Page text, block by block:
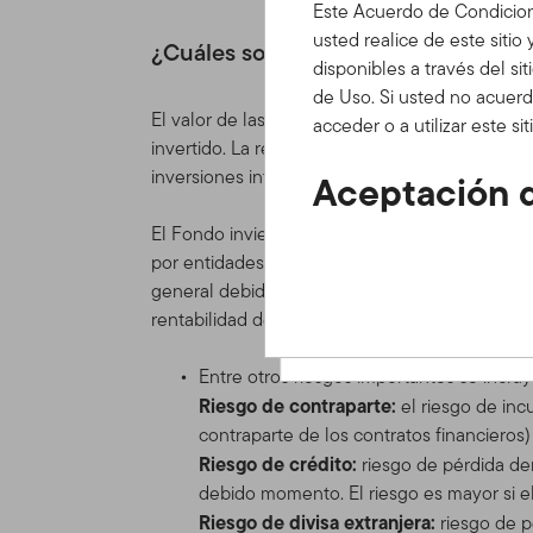
¿Cuáles son los principales riesgos?
El valor de las acciones del Fondo y de los
invertido. La rentabilidad también puede
inversiones internacionales.
El Fondo invierte principalmente valores de
por entidades situadas en los mercados
general debido a la oferta y la demanda de
rentabilidad del Fondo puede fluctuar de
Entre otros riesgos importantes se
Riesgo de contraparte: el riesgo de
contraparte de los contratos
Riesgo de crédito: riesgo de pérdida
debido momento. El riesgo es mayor si
Riesgo de divisa extranjera: riesgo de
Este Acuerdo de
usted realice de este sitio
disponibles a través del
de Uso. Si usted no
acceder o a utilizar este
Aceptación
Este Acuerdo de
bajo las cuales usted
colectiva como el "Sitio"
recorrer y/o utilizar el
Condiciones de Uso.
Estas Condiciones de
acuerdo de cliente o de